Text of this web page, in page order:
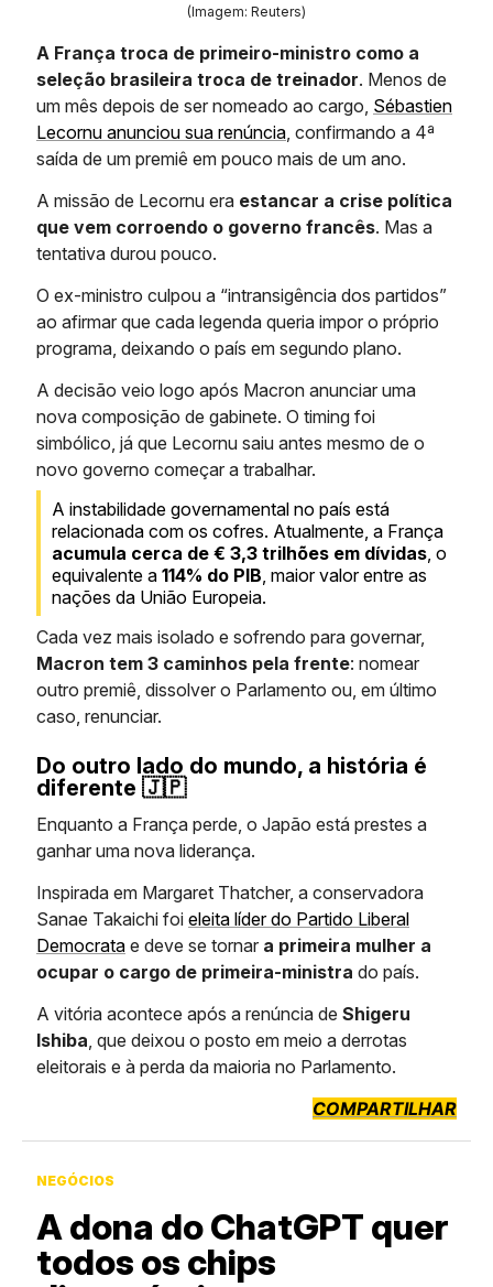
(Imagem: Reuters)
A França troca de primeiro-ministro como a
seleção brasileira troca de treinador. Menos de
um mês depois de ser nomeado ao cargo, Sébastien
Lecornu anunciou sua renúncia, confirmando a 4ª
saída de um premiê em pouco mais de um ano.
A missão de Lecornu era estancar a crise política
que vem corroendo o governo francês. Mas a
tentativa durou pouco.
O ex-ministro culpou a “intransigência dos partidos”
ao afirmar que cada legenda queria impor o próprio
programa, deixando o país em segundo plano.
A decisão veio logo após Macron anunciar uma
nova composição de gabinete. O timing foi
simbólico, já que Lecornu saiu antes mesmo de o
novo governo começar a trabalhar.
A instabilidade governamental no país está
relacionada com os cofres. Atualmente, a França
acumula cerca de € 3,3 trilhões em dívidas, o
equivalente a 114% do PIB, maior valor entre as
nações da União Europeia.
Cada vez mais isolado e sofrendo para governar,
Macron tem 3 caminhos pela frente: nomear
outro premiê, dissolver o Parlamento ou, em último
caso, renunciar.
Do outro lado do mundo, a história é
diferente 🇯🇵
Enquanto a França perde, o Japão está prestes a
ganhar uma nova liderança.
Inspirada em Margaret Thatcher, a conservadora
Sanae Takaichi foi eleita líder do Partido Liberal
Democrata e deve se tornar a primeira mulher a
ocupar o cargo de primeira-ministra do país.
A vitória acontece após a renúncia de Shigeru
Ishiba, que deixou o posto em meio a derrotas
eleitorais e à perda da maioria no Parlamento.
COMPARTILHAR
NEGÓCIOS
A dona do ChatGPT quer
todos os chips